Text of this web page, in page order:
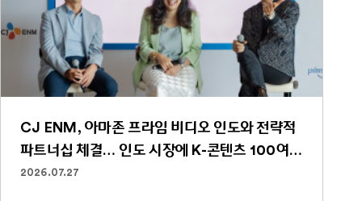
CJ ENM, 아마존 프라임 비디오 인도와 전략적
파트너십 체결… 인도 시장에 K-콘텐츠 100여
편 선보인다
2026.07.27